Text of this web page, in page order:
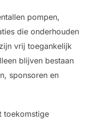
pompen,
die onderhouden
vrij toegankelijk
blijven bestaan
sponsoren en
toekomstige